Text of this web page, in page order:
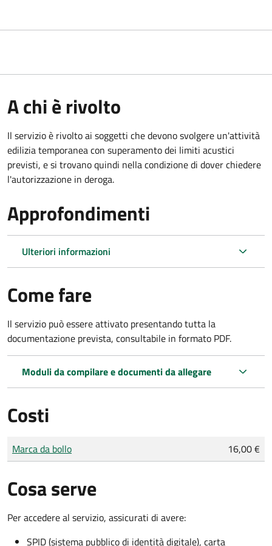
A chi è rivolto
Il servizio è rivolto ai soggetti che devono svolgere un'attività
edilizia temporanea con superamento dei limiti acustici
previsti, e si trovano quindi nella condizione di dover chiedere
l'autorizzazione in deroga.
Approfondimenti
Ulteriori informazioni
Come fare
Il servizio può essere attivato presentando tutta la
documentazione prevista, consultabile in formato PDF.
Moduli da compilare e documenti da allegare
Costi
Tipo di pagamento
Importo
Marca da bollo 16,00 €
Cosa serve
Per accedere al servizio, assicurati di avere:
SPID (sistema pubblico di identità digitale), carta